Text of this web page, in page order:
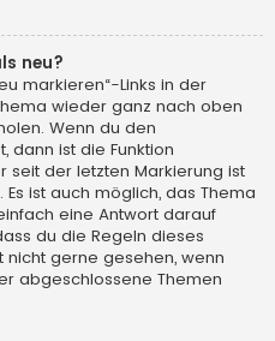
neu?
markieren“-Links in der
wieder ganz nach oben
Wenn du den
dann ist die Funktion
der letzten Markierung ist
ist auch möglich, das Thema
eine Antwort darauf
du die Regeln dieses
nicht gerne gesehen, wenn
abgeschlossene Themen